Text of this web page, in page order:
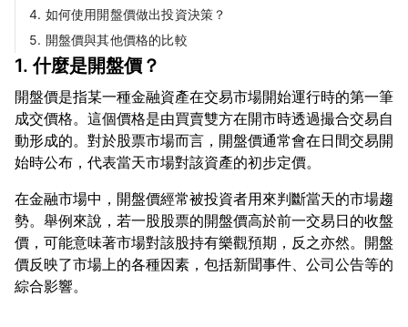
4. 如何使用開盤價做出投資決策？
5. 開盤價與其他價格的比較
1. 什麼是開盤價？
開盤價是指某一種金融資產在交易市場開始運行時的第一筆
成交價格。這個價格是由買賣雙方在開市時透過撮合交易自
動形成的。對於股票市場而言，開盤價通常會在日間交易開
在金融市場中，開盤價經常被投資者用來判斷當天的市場趨
勢。舉例來說，若一股股票的開盤價高於前一交易日的收盤
價，可能意味著市場對該股持有樂觀預期，反之亦然。開盤
價反映了市場上的各種因素，包括新聞事件、公司公告等的